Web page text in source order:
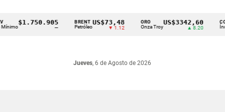
$1.750.905 BRENT
Petróleo
US$73,48
▼ 1.12 Onza Troy
US$3342,60
▲ 8.20
COLCAP
Índ.
Jueves, 6 de Agosto de 2026